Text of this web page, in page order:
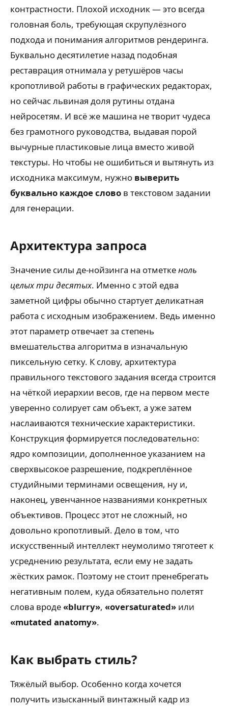
контрастности. Плохой исходник — это всегда
головная боль, требующая скрупулёзного
подхода и понимания алгоритмов рендеринга.
Буквально десятилетие назад подобная
реставрация отнимала у ретушёров часы
кропотливой работы в графических редакторах,
но сейчас львиная доля рутины отдана
нейросетям. И всё же машина не творит чудеса
без грамотного руководства, выдавая порой
вычурные пластиковые лица вместо живой
текстуры. Но чтобы не ошибиться и вытянуть из
исходника максимум, нужно выверить
буквально каждое слово в текстовом задании
для генерации.
Архитектура запроса
Значение силы де-нойзинга на отметкеноль
целых три десятых. Именно с этой едва
заметной цифры обычно стартует деликатная
работа с исходным изображением. Ведь именно
этот параметр отвечает за степень
вмешательства алгоритма в изначальную
пиксельную сетку. К слову, архитектура
правильного текстового задания всегда строится
на чёткой иерархии весов, где на первом месте
уверенно солирует сам объект, а уже затем
наслаиваются технические характеристики.
Конструкция формируется последовательно:
ядро композиции, дополненное указанием на
сверхвысокое разрешение, подкреплённое
студийными терминами освещения, ну и,
наконец, увенчанное названиями конкретных
объективов. Процесс этот не сложный, но
довольно кропотливый. Дело в том, что
искусственный интеллект неумолимо тяготеет к
усреднению результата, если ему не задать
жёстких рамок. Поэтому не стоит пренебрегать
негативным полем, куда обязательно полетят
слова вроде«blurry», «oversaturated» или
«mutated anatomy».
Как выбрать стиль?
Тяжёлый выбор. Особенно когда хочется
получить изысканный винтажный кадр из